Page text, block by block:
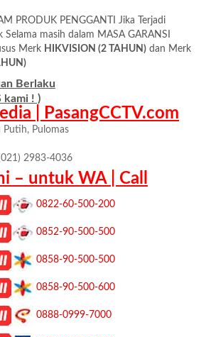
PRODUK PENGGANTI Jika Terjadi
Selama masih dalam MASA GARANSI
Merk HIKVISION (2 TAHUN) dan Merk
Berlaku
kami ! )
| PasangCCTV.com
Putih, Pulomas
2983-4036
– untuk WA | Call
0822-60-500-200
0852-90-500-500
0858-90-500-500
0858-90-500-600
0888-0999-7000